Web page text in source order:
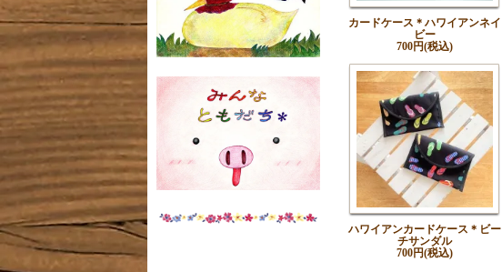
カードケース＊ハワイアンネイ
ビー
700円(税込)
ハワイアンカードケース＊ビー
チサンダル
700円(税込)